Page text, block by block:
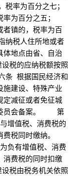
率为百分之七；
为百分之五；
镇的，税率为百
税人住所地或者
体地点由省、自治
税的应纳税额按照
根据国民经济和
施建设、特殊产业
定减征或者免征城
委员会备案。 第
增值税、消费税的
税同时缴纳。
负有增值税、消费
消费税的同时扣缴
税由税务机关依照